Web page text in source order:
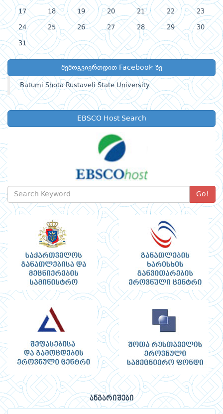
17 18 19 20 21 22 23
24 25 26 27 28 29 30
31
შემოგვიერთდით Facebook-ზე
Batumi Shota Rustaveli State University.
EBSCO Host Search
Go!
ანგარიშები